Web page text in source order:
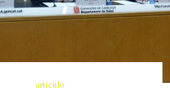
artículo